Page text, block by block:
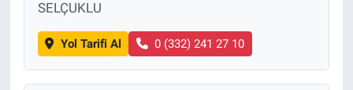
SELÇUKLU
Yol Tarifi Al 0 (332) 241 27 10